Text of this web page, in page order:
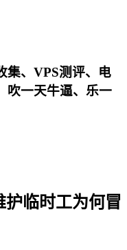
集、VPS测评、电
吹一天牛逼、乐一
护临时工为何冒